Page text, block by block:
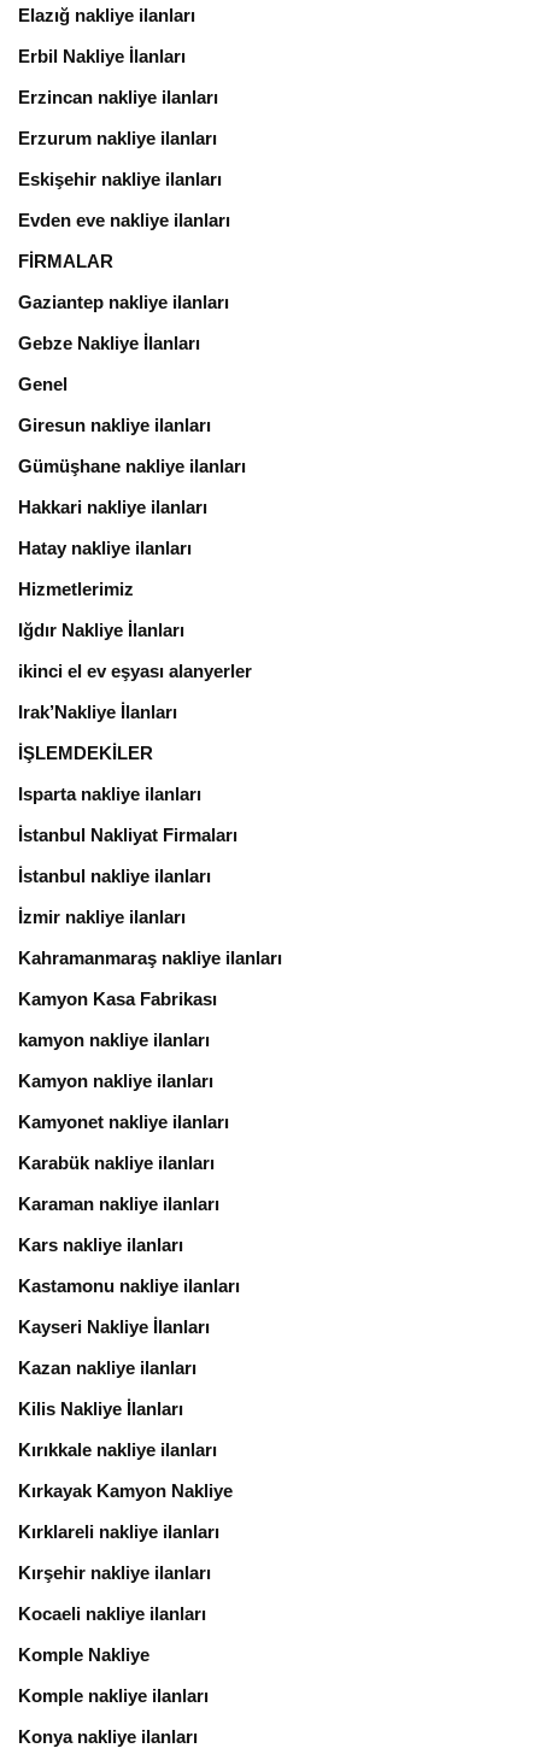
Elazığ nakliye ilanları
Erbil Nakliye İlanları
Erzincan nakliye ilanları
Erzurum nakliye ilanları
Eskişehir nakliye ilanları
Evden eve nakliye ilanları
FİRMALAR
Gaziantep nakliye ilanları
Gebze Nakliye İlanları
Genel
Giresun nakliye ilanları
Gümüşhane nakliye ilanları
Hakkari nakliye ilanları
Hatay nakliye ilanları
Hizmetlerimiz
Iğdır Nakliye İlanları
ikinci el ev eşyası alanyerler
Irak’Nakliye İlanları
İŞLEMDEKİLER
Isparta nakliye ilanları
İstanbul Nakliyat Firmaları
İstanbul nakliye ilanları
İzmir nakliye ilanları
Kahramanmaraş nakliye ilanları
Kamyon Kasa Fabrikası
kamyon nakliye ilanları
Kamyon nakliye ilanları
Kamyonet nakliye ilanları
Karabük nakliye ilanları
Karaman nakliye ilanları
Kars nakliye ilanları
Kastamonu nakliye ilanları
Kayseri Nakliye İlanları
Kazan nakliye ilanları
Kilis Nakliye İlanları
Kırıkkale nakliye ilanları
Kırkayak Kamyon Nakliye
Kırklareli nakliye ilanları
Kırşehir nakliye ilanları
Kocaeli nakliye ilanları
Komple Nakliye
Komple nakliye ilanları
Konya nakliye ilanları